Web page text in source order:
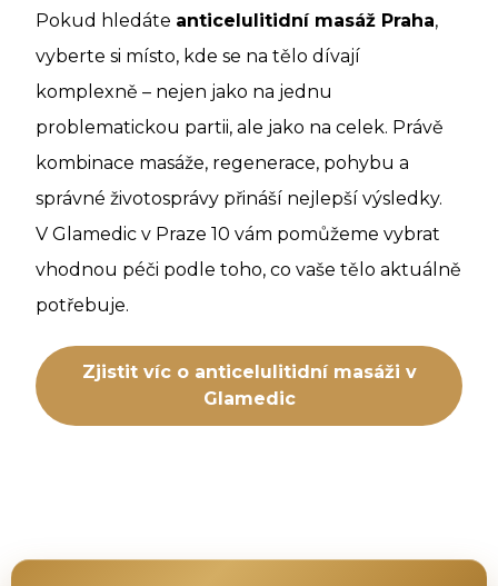
Pokud hledáte anticelulitidní masáž Praha,
vyberte si místo, kde se na tělo dívají
komplexně – nejen jako na jednu
problematickou partii, ale jako na celek. Právě
kombinace masáže, regenerace, pohybu a
správné životosprávy přináší nejlepší výsledky.
V Glamedic v Praze 10 vám pomůžeme vybrat
vhodnou péči podle toho, co vaše tělo aktuálně
potřebuje.
Zjistit víc o anticelulitidní masáži v
Glamedic